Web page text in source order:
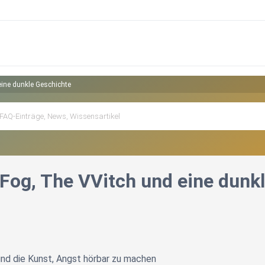
dunkle Geschichte
The VVitch und eine
die Kunst, Angst hörbar zu machen